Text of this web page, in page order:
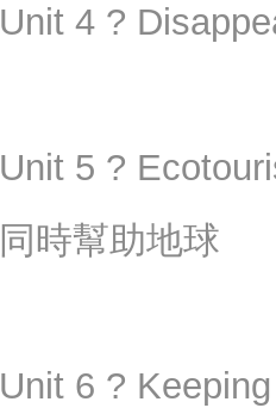
Unit 4 ?
Unit 5 ?
同時幫助地球
Unit 6 ?